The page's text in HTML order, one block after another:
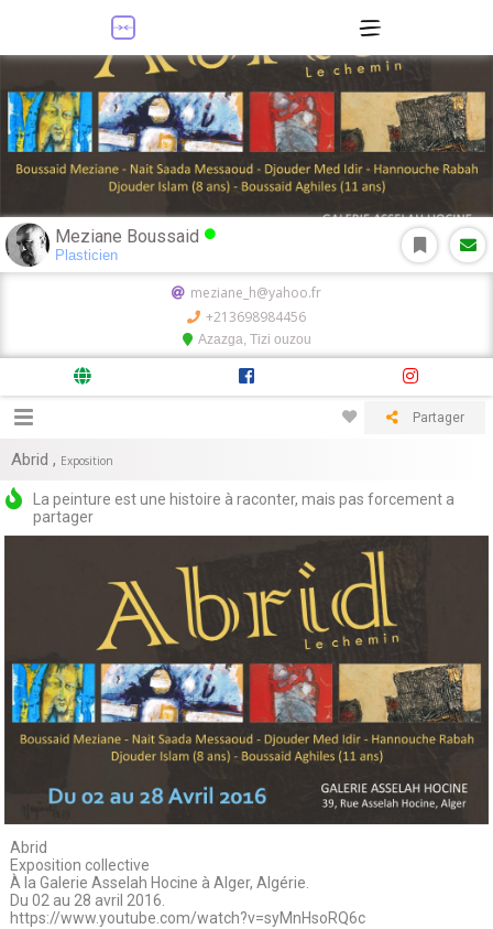
Meziane Boussaid
Plasticien
meziane_h@yahoo.fr
+213698984456
Azazga, Tizi ouzou
Partager
Abrid , Exposition
La peinture est une histoire à raconter, mais pas forcement a
partager
Abrid
Exposition collective
À la Galerie Asselah Hocine à Alger, Algérie.
Du 02 au 28 avril 2016.
https://www.youtube.com/watch?v=syMnHsoRQ6c